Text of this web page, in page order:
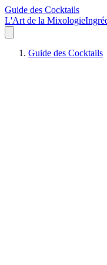
Guide des Cocktails
L'Art de la Mixologie
Guide des Cocktails